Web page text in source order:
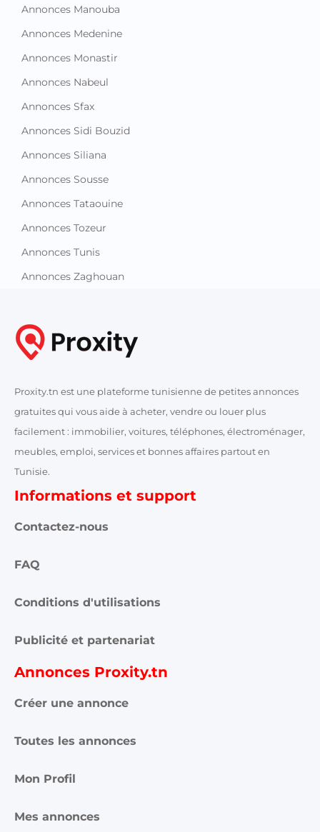
Annonces Manouba
Annonces Medenine
Annonces Monastir
Annonces Nabeul
Annonces Sfax
Annonces Sidi Bouzid
Annonces Siliana
Annonces Sousse
Annonces Tataouine
Annonces Tozeur
Annonces Tunis
Annonces Zaghouan
Proxity.tn est une plateforme tunisienne de petites annonces
gratuites qui vous aide à acheter, vendre ou louer plus
facilement : immobilier, voitures, téléphones, électroménager,
meubles, emploi, services et bonnes affaires partout en
Tunisie.
Informations et support
Contactez-nous
FAQ
Conditions d'utilisations
Publicité et partenariat
Annonces Proxity.tn
Créer une annonce
Toutes les annonces
Mon Profil
Mes annonces